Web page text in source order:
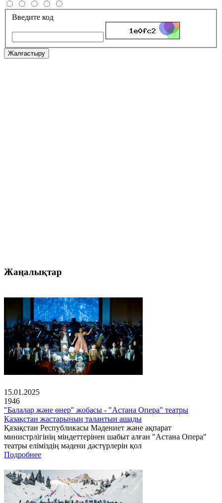
Введите код
Жалғастыру
Жаңалықтар
15.01.2025
1946
"Балалар және өнер" жобасы - "Астана Опера" театры
Қазақстан жастарының талантын ашады
Қазақстан Республикасы Мәдениет және ақпарат
министрлігінің міндеттерінен шабыт алған "Астана Опера"
театры еліміздің мәдени дәстүрлерін қол
Подробнее